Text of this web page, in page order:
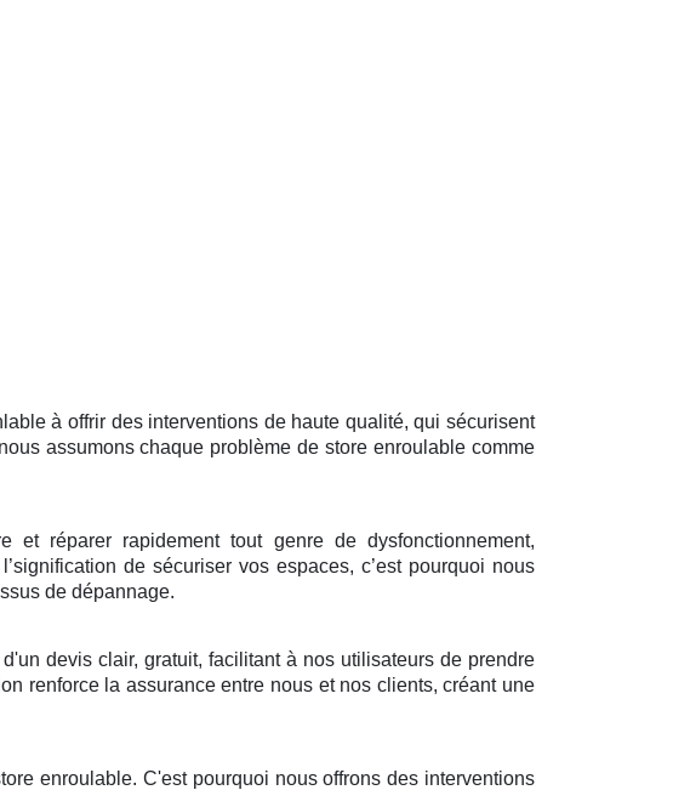
à offrir des interventions de haute qualité, qui sécurisent
assumons chaque problème de store enroulable comme
et réparer rapidement tout genre de dysfonctionnement,
de sécuriser vos espaces, c’est pourquoi nous
de dépannage.
devis clair, gratuit, facilitant à nos utilisateurs de prendre
renforce la assurance entre nous et nos clients, créant une
enroulable. C'est pourquoi nous offrons des interventions